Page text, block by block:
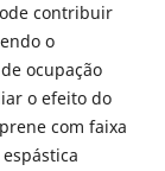
contribuir
o
ocupação
o efeito do
com faixa